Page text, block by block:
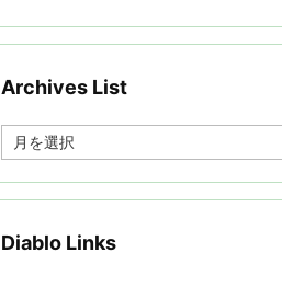
Archives List
e
Diablo Links